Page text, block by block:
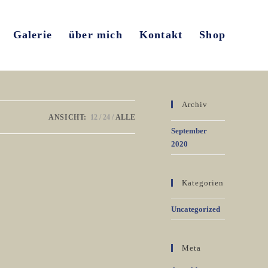
Galerie über mich Kontakt Shop
ANSICHT: 12 24 ALLE
Archiv
September
2020
Kategorien
Uncategorized
Meta